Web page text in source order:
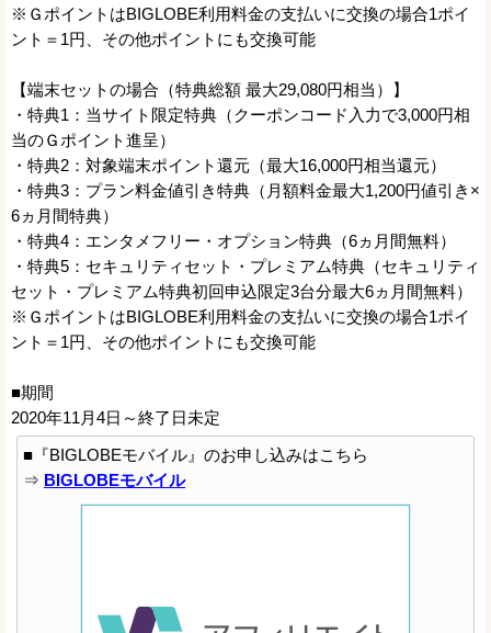
※ＧポイントはBIGLOBE利用料金の支払いに交換の場合1ポイ
ント＝1円、その他ポイントにも交換可能
【端末セットの場合（特典総額 最大29,080円相当）】
・特典1：当サイト限定特典（クーポンコード入力で3,000円相
当のＧポイント進呈）
・特典2：対象端末ポイント還元（最大16,000円相当還元）
・特典3：プラン料金値引き特典（月額料金最大1,200円値引き×
6ヵ月間特典）
・特典4：エンタメフリー・オプション特典（6ヵ月間無料）
・特典5：セキュリティセット・プレミアム特典（セキュリティ
セット・プレミアム特典初回申込限定3台分最大6ヵ月間無料）
※ＧポイントはBIGLOBE利用料金の支払いに交換の場合1ポイ
ント＝1円、その他ポイントにも交換可能
■期間
2020年11月4日～終了日未定
■『BIGLOBEモバイル』のお申し込みはこちら
⇒ BIGLOBEモバイル